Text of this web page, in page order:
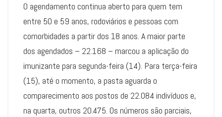
O agendamento continua aberto para quem tem
entre 50 e 59 anos, rodoviários e pessoas com
comorbidades a partir dos 18 anos. A maior parte
dos agendados – 22.168 – marcou a aplicação do
imunizante para segunda-feira (14). Para terça-feira
(15), até o momento, a pasta aguarda o
comparecimento aos postos de 22.084 indivíduos e,
na quarta, outros 20.475. Os números são parciais,